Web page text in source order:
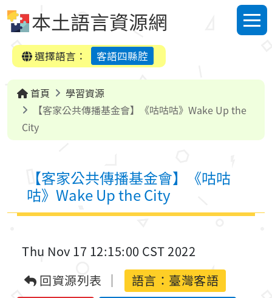
本土語言資源網
選單
選擇語言：
客語四縣腔
首頁
學習資源
【客家公共傳播基金會】《咕咕咕》Wake Up the
City
【客家公共傳播基金會】《咕咕
咕》Wake Up the City
Thu Nov 17 12:15:00 CST 2022
回資源列表
語言： 臺灣客語